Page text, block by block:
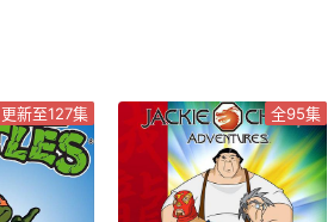
更新至127集 全95集